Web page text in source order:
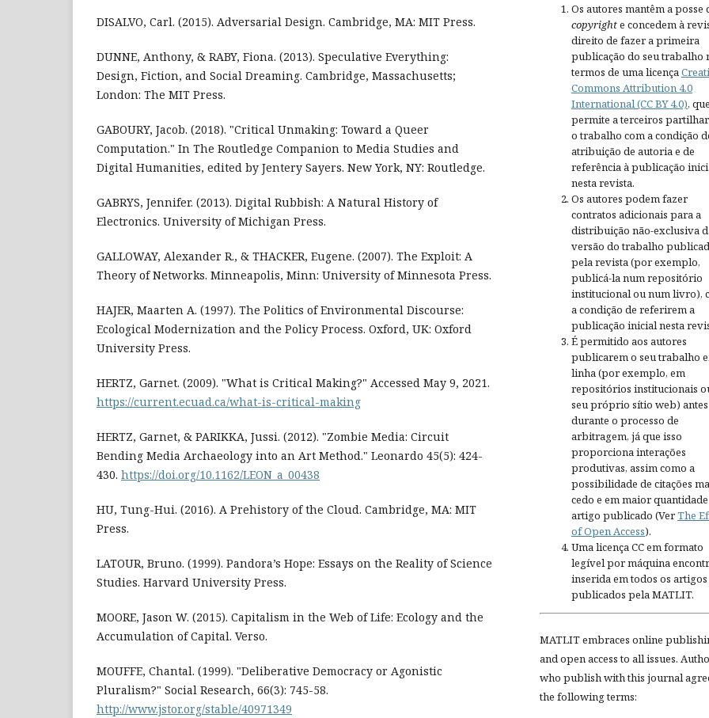
DISALVO, Carl. (2015). Adversarial Design. Cambridge, MA: MIT Press.
DUNNE, Anthony, & RABY, Fiona. (2013). Speculative Everything:
Design, Fiction, and Social Dreaming. Cambridge, Massachusetts;
London: The MIT Press.
GABOURY, Jacob. (2018). "Critical Unmaking: Toward a Queer
Computation." In The Routledge Companion to Media Studies and
Digital Humanities, edited by Jentery Sayers. New York, NY: Routledge.
GABRYS, Jennifer. (2013). Digital Rubbish: A Natural History of
Electronics. University of Michigan Press.
GALLOWAY, Alexander R., & THACKER, Eugene. (2007). The Exploit: A
Theory of Networks. Minneapolis, Minn: University of Minnesota Press.
HAJER, Maarten A. (1997). The Politics of Environmental Discourse:
Ecological Modernization and the Policy Process. Oxford, UK: Oxford
University Press.
HERTZ, Garnet. (2009). "What is Critical Making?" Accessed May 9, 2021.
https://current.ecuad.ca/what-is-critical-making
HERTZ, Garnet, & PARIKKA, Jussi. (2012). "Zombie Media: Circuit
Bending Media Archaeology into an Art Method." Leonardo 45(5): 424-
430. https://doi.org/10.1162/LEON_a_00438
HU, Tung-Hui. (2016). A Prehistory of the Cloud. Cambridge, MA: MIT
Press.
LATOUR, Bruno. (1999). Pandora’s Hope: Essays on the Reality of Science
Studies. Harvard University Press.
MOORE, Jason W. (2015). Capitalism in the Web of Life: Ecology and the
Accumulation of Capital. Verso.
MOUFFE, Chantal. (1999). "Deliberative Democracy or Agonistic
Pluralism?" Social Research, 66(3): 745-58.
http://www.jstor.org/stable/40971349
Os autores mantêm a posse
copyrighte concedem à
direito de fazer a primeira
publicação do seu trabalho
termos de uma licença
Commons Attribution 4.0
International (CC BY 4.0),
permite a terceiros
o trabalho com a condição
atribuição de autoria e de
referência à publicação
nesta revista.
Os autores podem fazer
contratos adicionais para a
distribuição não-exclusiva
versão do trabalho
pela revista (por exemplo,
publicá-la num repositório
institucional ou num livro),
a condição de referirem a
publicação inicial nesta
É permitido aos autores
publicarem o seu trabalho
linha (por exemplo, em
repositórios institucionais
seu próprio sítio web)
durante o processo de
arbitragem, já que isso
proporciona interações
produtivas, assim como a
possibilidade de citações
cedo e em maior
artigo publicado (VerThe
of Open Access).
Uma licença CC em formato
legível por máquina
inserida em todos os artigos
publicados pela MATLIT.
MATLIT embraces online
and open access to all issues.
who publish with this journal
the following terms: